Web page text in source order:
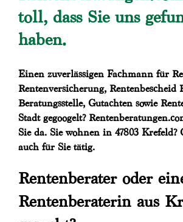
toll, dass Sie uns
haben.
Einen zuverlässigen Fachmann für
Rentenversicherung, Rentenbescheid
Beratungsstelle, Gutachten sowie
Stadt gegoogelt?
Sie da. Sie wohnen in 47803
auch für Sie tätig.
Rentenberater oder
Rentenberaterin aus